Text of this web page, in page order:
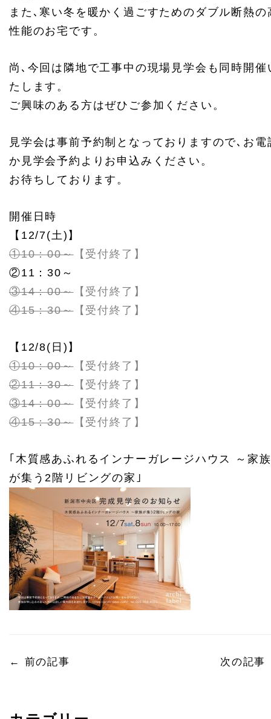
また､寒い冬を暖かく過ごすためのダブル断熱の
性能のお宅です。
尚､今回は隣地で工事中の現場見学会も同時開催
たします。
ご興味のある方はぜひご参加ください。
見学会は事前予約制となっておりますので､お電
か見学会予約よりお申込みください。
お待ちしております。
開催日時
【12/7(土)】
①10：00～【受付終了】
②11：30～
③14：00～【受付終了】
④15：30～【受付終了】
【12/8(日)】
①10：00～【受付終了】
②11：30～【受付終了】
③14：00～【受付終了】
④15：30～【受付終了】
｢木質感あふれるインナーガレージハウス ～家族
が集う2階リビングの家｣
← 前の記事 次の記事